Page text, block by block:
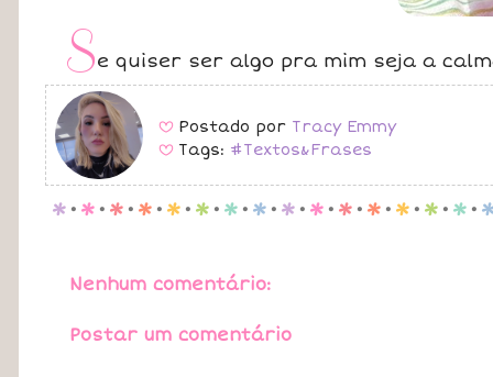
Se quiser ser algo pra mim seja a
B Postado por Tracy Emmy
B Tags: #Textos&Frases
p . p . p . p . p . p . p . p . p . p . p . p . p . p . p .
Nenhum comentário:
Postar um comentário